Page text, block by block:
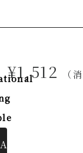
¥1,512 （
Add